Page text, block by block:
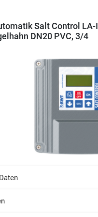
Salt Control LA-I
DN20 PVC, 3/4